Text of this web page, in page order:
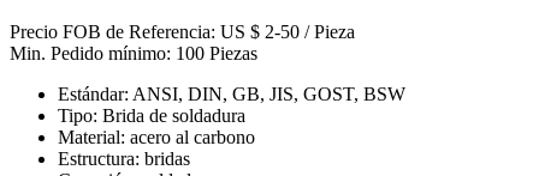
Precio FOB de Referencia: US $ 2-50 / Pieza
Min. Pedido mínimo: 100 Piezas
Estándar: ANSI, DIN, GB, JIS, GOST, BSW
Tipo: Brida de soldadura
Material: acero al carbono
Estructura: bridas